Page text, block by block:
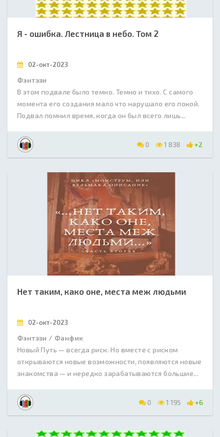
Я - ошибка. Лестница в небо. Том 2
02-окт-2023
Фэнтэзи
В этом подвале было темно. Темно и тихо. С самого
момента его создания мало что нарушало его покой.
Подвал помнил время, когда он был всего лишь...
0 1 838 +2
Нет таким, како оне, места меж людьми
02-окт-2023
Фэнтэзи / Фанфик
Новый Путь — всегда риск. Но вместе с риском
открываются новые возможности, появляются новые
знакомства — и нередко зарабатываются большие...
0 1 195 +6